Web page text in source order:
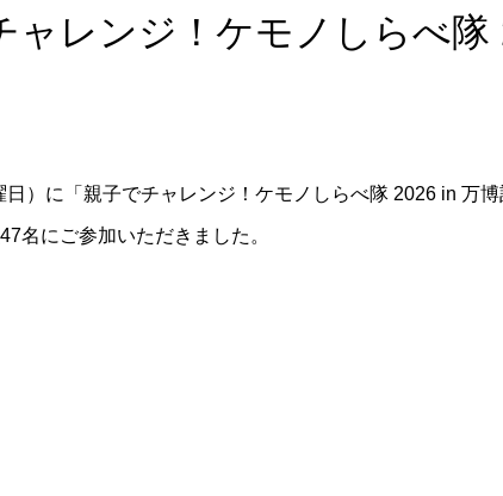
ャレンジ！ケモノしらべ
）に「親子でチャレンジ！ケモノしらべ隊 2026 in 万博
名にご参加いただきました。